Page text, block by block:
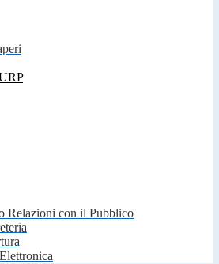
Relazioni con il Pubblico